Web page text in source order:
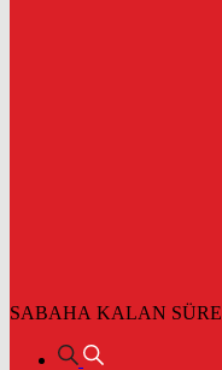
SABAHA KALAN SÜRE